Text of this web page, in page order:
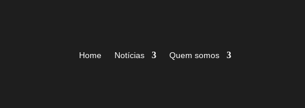
Home Notícias Quem somos